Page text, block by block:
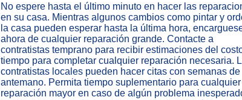
No espere hasta el último minuto en hacer las
en su casa. Mientras algunos cambios como pintar y
la casa pueden esperar hasta la última hora,
ahora de cualquier reparación grande. Contacte a
contratistas temprano para recibir estimaciones del
tiempo para completar cualquier reparación necesaria.
contratistas locales pueden hacer citas con semanas de
antemano. Permita tiempo suplementario para cualquier
reparación mayor en caso de algún problema